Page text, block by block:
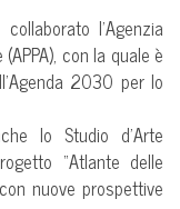
l’Agenzia
con la quale è
2030 per lo
lo Studio d’Arte
“Atlante delle
nuove prospettive